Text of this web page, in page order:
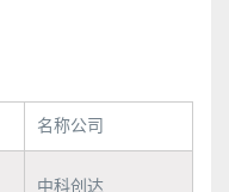
名称公司
中科创达